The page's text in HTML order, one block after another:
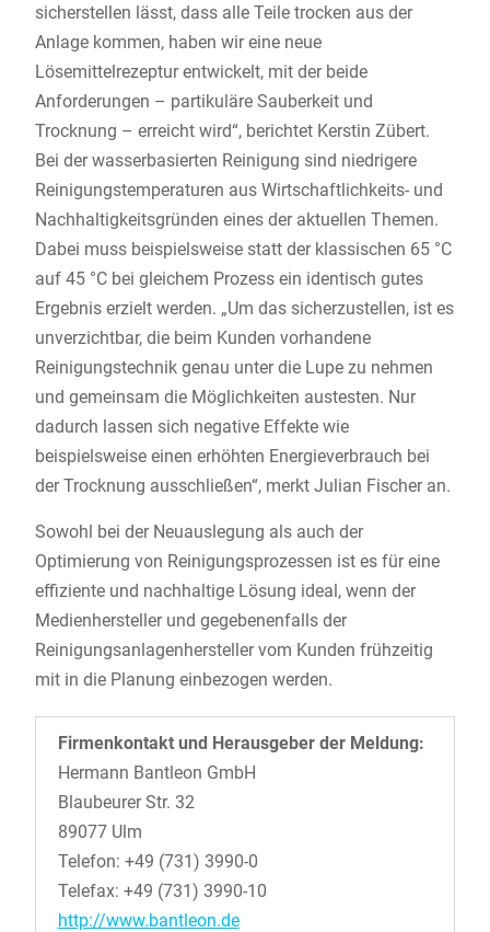
sicherstellen lässt, dass alle Teile trocken aus der
Anlage kommen, haben wir eine neue
Lösemittelrezeptur entwickelt, mit der beide
Anforderungen – partikuläre Sauberkeit und
Trocknung – erreicht wird“, berichtet Kerstin Zübert.
Bei der wasserbasierten Reinigung sind niedrigere
Reinigungstemperaturen aus Wirtschaftlichkeits- und
Nachhaltigkeitsgründen eines der aktuellen Themen.
Dabei muss beispielsweise statt der klassischen 65 °C
auf 45 °C bei gleichem Prozess ein identisch gutes
Ergebnis erzielt werden. „Um das sicherzustellen, ist es
unverzichtbar, die beim Kunden vorhandene
Reinigungstechnik genau unter die Lupe zu nehmen
und gemeinsam die Möglichkeiten austesten. Nur
dadurch lassen sich negative Effekte wie
beispielsweise einen erhöhten Energieverbrauch bei
der Trocknung ausschließen“, merkt Julian Fischer an.
Sowohl bei der Neuauslegung als auch der
Optimierung von Reinigungsprozessen ist es für eine
effiziente und nachhaltige Lösung ideal, wenn der
Medienhersteller und gegebenenfalls der
Reinigungsanlagenhersteller vom Kunden frühzeitig
mit in die Planung einbezogen werden.
Firmenkontakt und Herausgeber der Meldung:
Hermann Bantleon GmbH
Blaubeurer Str. 32
89077 Ulm
Telefon: +49 (731) 3990-0
Telefax: +49 (731) 3990-10
http://www.bantleon.de